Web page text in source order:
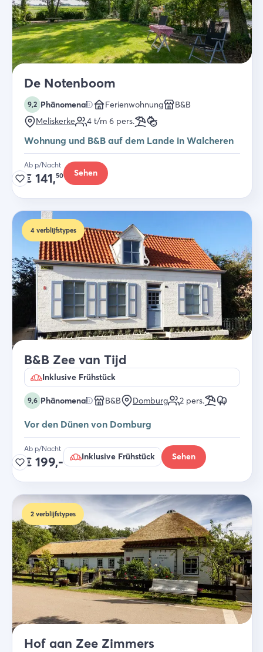
De Notenboom
9,2 Phänomenal Ferienwohnung
B&B
Meliskerke
4 t/m 6 pers.
Wohnung und B&B auf dem Lande in Walcheren
Ab p/Nacht
€ 141,50 Sehen
4 verblijfstypes
B&B Zee van Tijd
Inklusive Frühstück
9,6 Phänomenal B&B Domburg 2 pers.
Vor den Dünen von Domburg
Ab p/Nacht
€ 199,- Inklusive Frühstück Sehen
2 verblijfstypes
Hof aan Zee Zimmers